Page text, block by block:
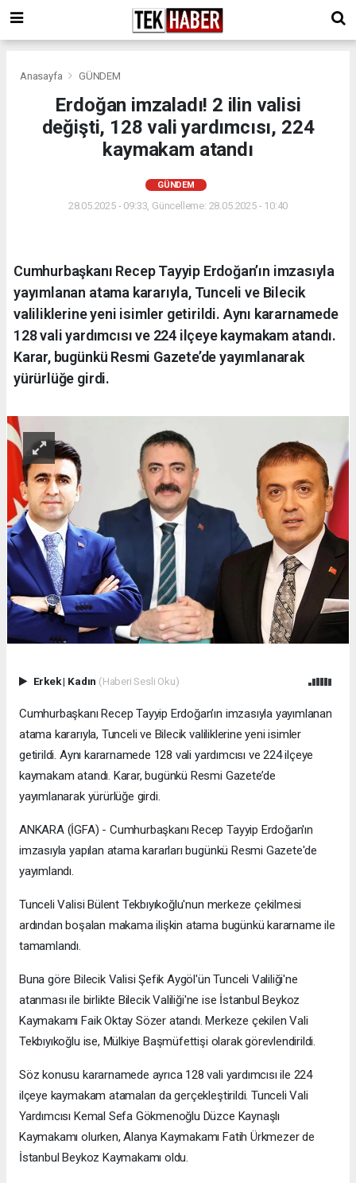
Anasayfa GÜNDEM
Erdoğan imzaladı! 2 ilin valisi
değişti, 128 vali yardımcısı, 224
kaymakam atandı
GÜNDEM
28.05.2025 - 09:33, Güncelleme: 28.05.2025 - 10:40
Cumhurbaşkanı Recep Tayyip Erdoğan’ın imzasıyla
yayımlanan atama kararıyla, Tunceli ve Bilecik
valiliklerine yeni isimler getirildi. Aynı kararnamede
128 vali yardımcısı ve 224 ilçeye kaymakam atandı.
Karar, bugünkü Resmi Gazete’de yayımlanarak
yürürlüğe girdi.
Erkek| Kadın (Haberi Sesli Oku)
Cumhurbaşkanı Recep Tayyip Erdoğan’ın imzasıyla yayımlanan
atama kararıyla, Tunceli ve Bilecik valiliklerine yeni isimler
getirildi. Aynı kararnamede 128 vali yardımcısı ve 224 ilçeye
kaymakam atandı. Karar, bugünkü Resmi Gazete’de
yayımlanarak yürürlüğe girdi.
ANKARA (İGFA) - Cumhurbaşkanı Recep Tayyip Erdoğan'ın
imzasıyla yapılan atama kararları bugünkü Resmi Gazete'de
yayımlandı.
Tunceli Valisi Bülent Tekbıyıkoğlu'nun merkeze çekilmesi
ardından boşalan makama ilişkin atama bugünkü kararname ile
tamamlandı.
Buna göre Bilecik Valisi Şefik Aygöl'ün Tunceli Valiliği'ne
atanması ile birlikte Bilecik Valiliği'ne ise İstanbul Beykoz
Kaymakamı Faik Oktay Sözer atandı. Merkeze çekilen Vali
Tekbıyıkoğlu ise, Mülkiye Başmüfettişi olarak görevlendirildi.
Söz konusu kararnamede ayrıca 128 vali yardımcısı ile 224
ilçeye kaymakam atamaları da gerçekleştirildi. Tunceli Vali
Yardımcısı Kemal Sefa Gökmenoğlu Düzce Kaynaşlı
Kaymakamı olurken, Alanya Kaymakamı Fatih Ürkmezer de
İstanbul Beykoz Kaymakamı oldu.